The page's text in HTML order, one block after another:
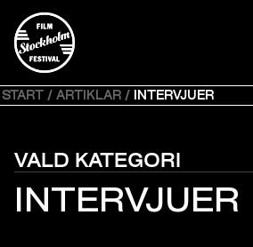
START / ARTIKLAR / INTERVJUER
VALD KATEGORI
INTERVJUER